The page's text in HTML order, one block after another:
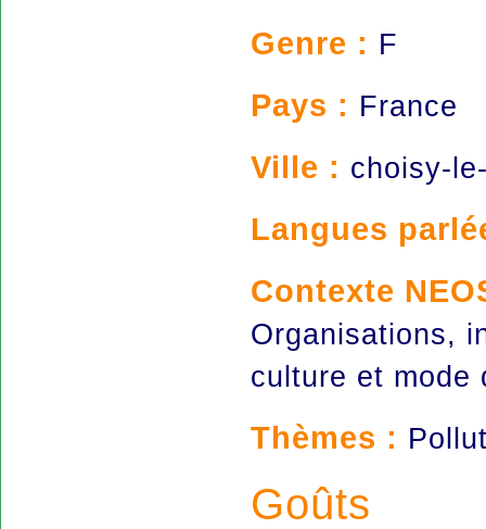
Genre : F
Pays : France
Ville : choisy-
Langues
Contexte
Organisations,
culture et
Thèmes :
Goûts